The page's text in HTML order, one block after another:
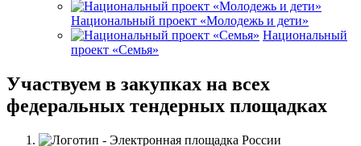
Национальный проект «Молодежь и дети»
Национальный
проект «Семья»
Участвуем в закупках на всех
федеральных тендерных площадках